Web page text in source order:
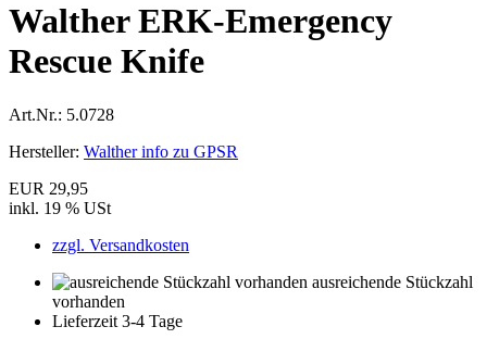
Walther ERK-Emergency
Rescue Knife
Art.Nr.: 5.0728
Hersteller: Walther info zu GPSR
EUR 29,95
inkl. 19 % USt
zzgl. Versandkosten
ausreichende Stückzahl
vorhanden
Lieferzeit 3-4 Tage